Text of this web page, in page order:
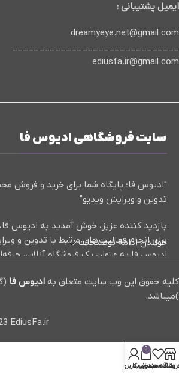
ایمیل پشتیبانی :
dreamyeye.net@gmail.com
_______________________________
ediusfa.ir@gmail.com
سایت فروشگاهی ادیوس فا
"ادیوس فا؛ پایگاه شما برای خرید و فروش
تدوین و ویرایش ویدیو"
بازدید کننده عزیز، خوش آمدید به ادیوس
برای انجام فعالیت‌های مرتبط با تدوین و
ادیوس فا به عنوان یک فروشگاه آنلاین
کاربردی در زمینه تدوین و ویرایش ویدیو
داده‌ایم تا بتوانید به بهترین شکل محتواهای
ویرایش کنید. از کلیپ‌های آماده با افکت‌ها و
پروژه‌های تدوین حرفه‌ای و آموزش‌های
اینجا پیدا خواهید کرد.
خواندن ادامه توضیحات
کلیه حقوق این وب سایت متعلق به ادیوس فا
)میباشد.
EdiusFa.ir
علاقه مندی
0
سبد خرید
حساب کاربری من